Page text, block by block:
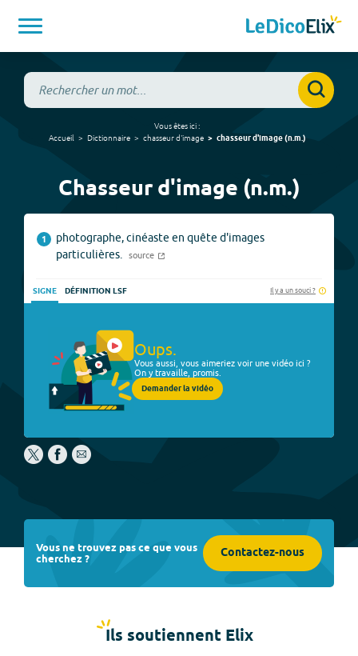
Vous êtes ici :
Accueil
Dictionnaire chasseur d'image chasseur d'image(n.m.)
Chasseur d'image (n.m.)
1
photographe, cinéaste en quête d'images
particulières.
source
SIGNE DÉFINITION LSF Il y a un souci ?
Oups.
Vous aussi, vous aimeriez voir une vidéo ici ?
On y travaille, promis.
Demander la vidéo
Vous ne trouvez pas ce que vous
cherchez ? Contactez-nous
Ils soutiennent Elix